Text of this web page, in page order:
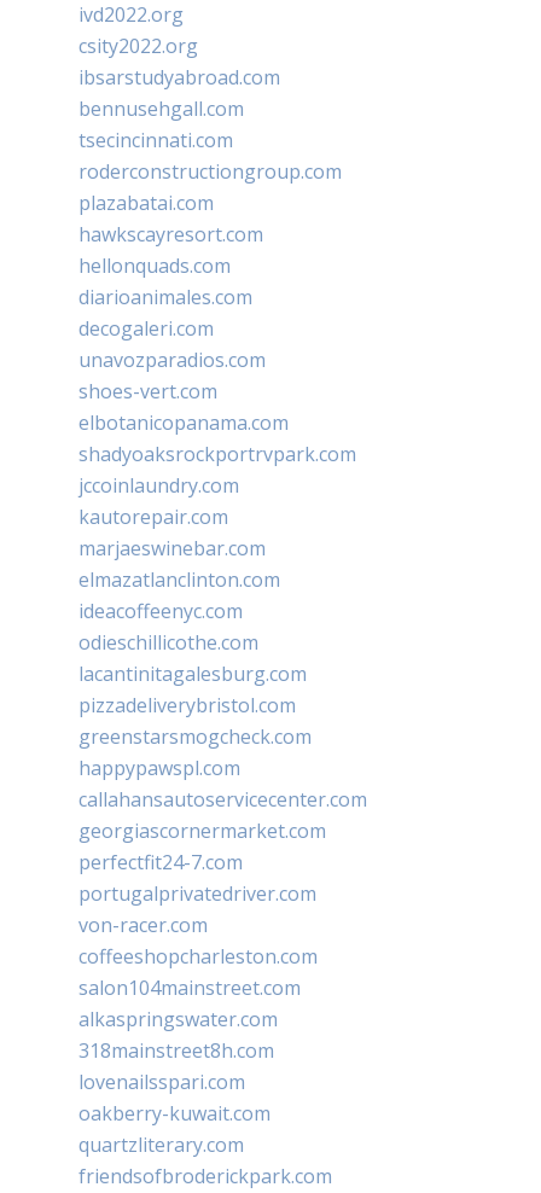
ivd2022.org
csity2022.org
ibsarstudyabroad.com
bennusehgall.com
tsecincinnati.com
roderconstructiongroup.com
plazabatai.com
hawkscayresort.com
hellonquads.com
diarioanimales.com
decogaleri.com
unavozparadios.com
shoes-vert.com
elbotanicopanama.com
shadyoaksrockportrvpark.com
jccoinlaundry.com
kautorepair.com
marjaeswinebar.com
elmazatlanclinton.com
ideacoffeenyc.com
odieschillicothe.com
lacantinitagalesburg.com
pizzadeliverybristol.com
greenstarsmogcheck.com
happypawspl.com
callahansautoservicecenter.com
georgiascornermarket.com
perfectfit24-7.com
portugalprivatedriver.com
von-racer.com
coffeeshopcharleston.com
salon104mainstreet.com
alkaspringswater.com
318mainstreet8h.com
lovenailsspari.com
oakberry-kuwait.com
quartzliterary.com
friendsofbroderickpark.com